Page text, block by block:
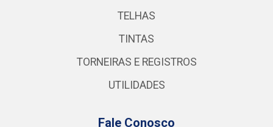
TELHAS
TINTAS
TORNEIRAS E REGISTROS
UTILIDADES
Fale Conosco